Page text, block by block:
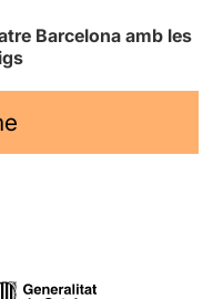
Barcelona amb les